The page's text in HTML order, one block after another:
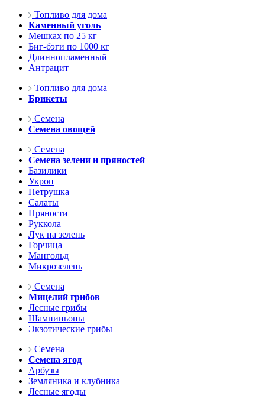
Топливо для дома
Каменный уголь
Мешках по 25 кг
Биг-бэги по 1000 кг
Длиннопламенный
Антрацит
Топливо для дома
Брикеты
Семена
Семена овощей
Семена
Семена зелени и пряностей
Базилики
Укроп
Петрушка
Салаты
Пряности
Руккола
Лук на зелень
Горчица
Мангольд
Микрозелень
Семена
Мицелий грибов
Лесные грибы
Шампиньоны
Экзотические грибы
Семена
Семена ягод
Арбузы
Земляника и клубника
Лесные ягоды